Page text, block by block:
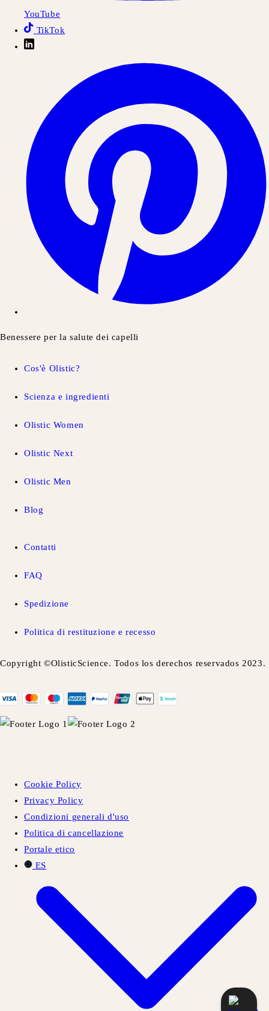
YouTube
TikTok
Benessere per la salute dei capelli
Cos'è Olistic?
Scienza e ingredienti
Olistic Women
Olistic Next
Olistic Men
Blog
Contatti
FAQ
Spedizione
Politica di restituzione e recesso
Copyright ©OlisticScience. Todos los derechos reservados 2023.
Cookie Policy
Privacy Policy
Condizioni generali d'uso
Politica di cancellazione
Portale etico
ES